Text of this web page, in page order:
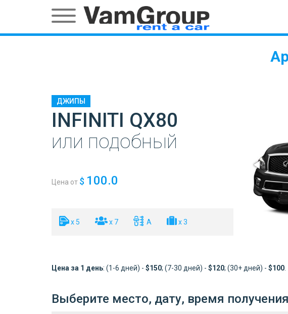
ДЖИПЫ
INFINITI QX80
или подобный
Цена от $ 100.0
x 5 x 7 A x 3
Цена за 1 день: (1-6 дней) - $150; (7-30 дней) - $120; (30+ дней) - $100
Выберите место, дату, время